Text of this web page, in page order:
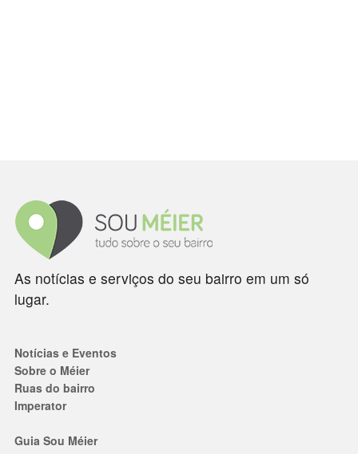
As notícias e serviços do seu bairro em um só
lugar.
Notícias e Eventos
Sobre o Méier
Ruas do bairro
Imperator
Guia Sou Méier